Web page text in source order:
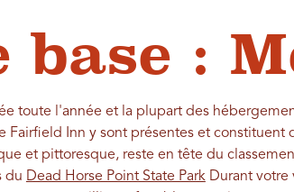
base :
toute l'année et la plupart des
Fairfield Inn y sont présentes et
et pittoresque, reste en tête du
du Dead Horse Point State ParkDurant votre